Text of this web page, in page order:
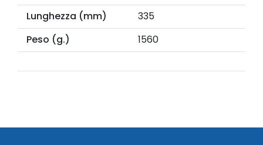
Lunghezza (mm)
335
Peso (g.)
1560